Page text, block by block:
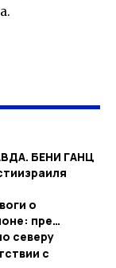
БЕНИ ГАНЦ
о
пре…​
северу
с